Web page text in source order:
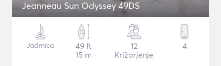
Jeanneau Sun Odyssey 49DS
Jadrnica
49 ft
15 m
12
Križarjenje
4